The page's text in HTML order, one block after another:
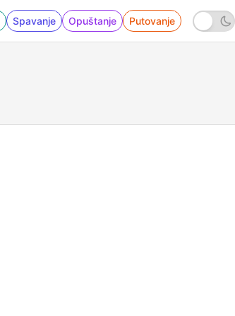
Spavanje Opuštanje Putovanje